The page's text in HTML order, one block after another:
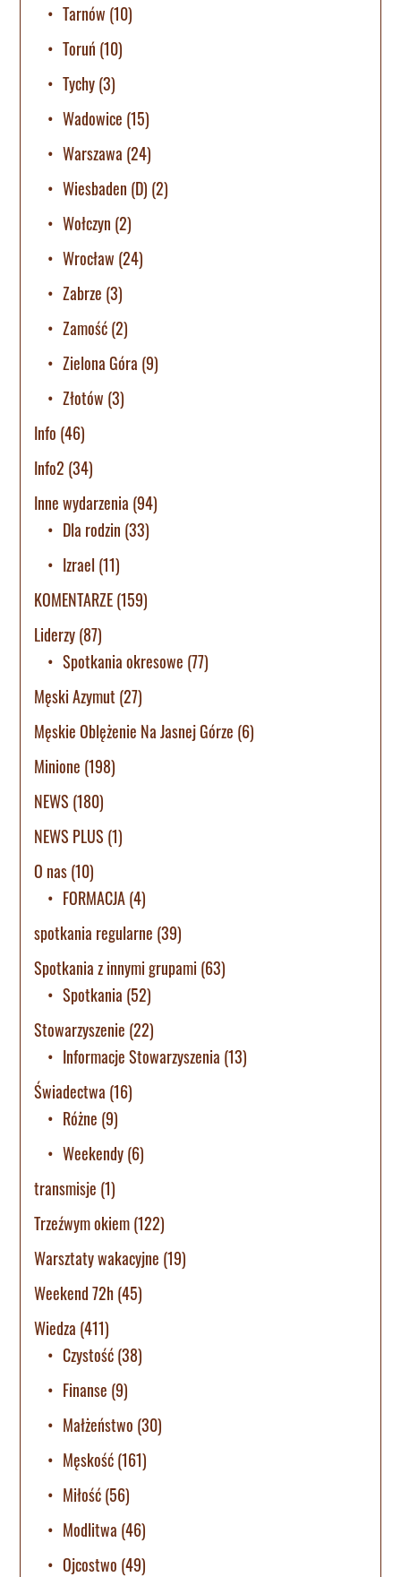
Tarnów (10)
Toruń (10)
Tychy(3)
Wadowice (15)
Warszawa (24)
Wiesbaden (D) (2)
Wołczyn (2)
Wrocław (24)
Zabrze (3)
Zamość(2)
Zielona Góra (9)
Złotów (3)
Info (46)
Info2 (34)
Inne wydarzenia (94)
Dla rodzin (33)
Izrael (11)
KOMENTARZE(159)
Liderzy(87)
Spotkania okresowe (77)
Męski Azymut (27)
Męskie Oblężenie Na Jasnej Górze (6)
Minione (198)
NEWS (180)
NEWS PLUS (1)
O nas(10)
FORMACJA(4)
spotkania regularne (39)
Spotkania z innymi grupami (63)
Spotkania (52)
Stowarzyszenie (22)
Informacje Stowarzyszenia (13)
Świadectwa (16)
Różne (9)
Weekendy(6)
transmisje (1)
Trzeźwym okiem(122)
Warsztaty wakacyjne (19)
Weekend 72h(45)
Wiedza (411)
Czystość(38)
Finanse (9)
Małżeństwo (30)
Męskość(161)
Miłość(56)
Modlitwa (46)
Ojcostwo (49)